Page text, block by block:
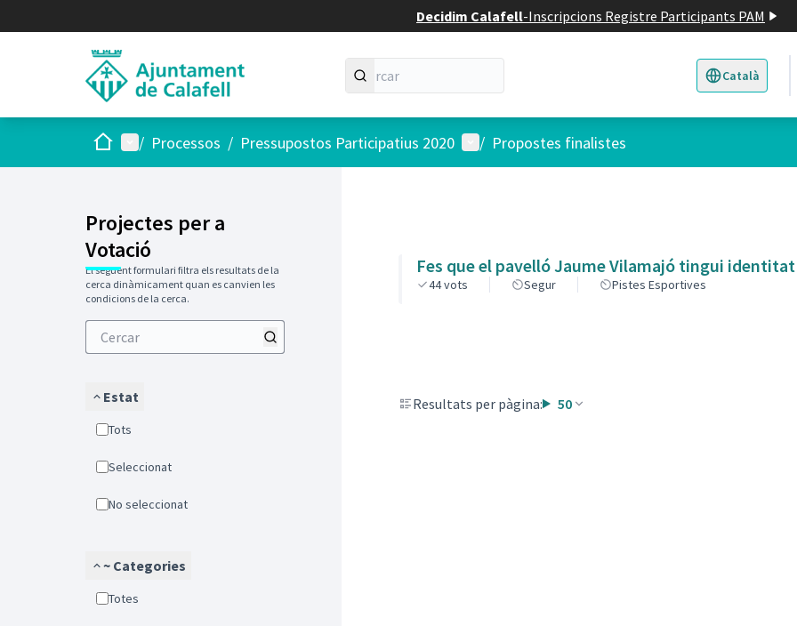
Decidim Calafell-Inscripcions Registre Participants PAM
Català
Triar la llengua
Inici Menú principal
/ Processos / Pressupostos Participatius 2020 Menú d'usuari
/ Propostes finalistes
Projectes per a
Votació
El següent formulari filtra els resultats de la
cerca dinàmicament quan es canvien les
condicions de la cerca.
Estat
Tots
Seleccionat
No seleccionat
~ Categories
Totes
Fes que el pavelló Jaume Vilamajó tingui identitat
44vots Segur Pistes Esportives
Resultats per pàgina: 50